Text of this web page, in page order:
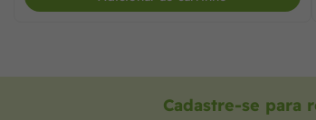
Cadastre-se para